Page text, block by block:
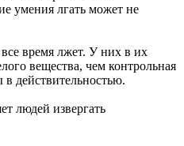
умения лгать может не
время лжет. У них в их
вещества, чем контрольная
действительностью.
людей извергать